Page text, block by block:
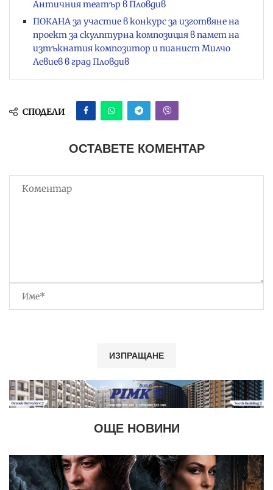
Античния театър в Пловдив
ПОКАНА за участие в конкурс за изготвяне на
проект за скулптурна композиция в памет на
изтъкнатия композитор и пианист Милчо
Левиев в град Пловдив
СПОДЕЛИ
ОСТАВЕТЕ КОМЕНТАР
ОЩЕ НОВИНИ